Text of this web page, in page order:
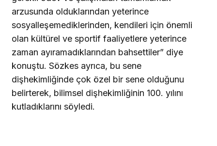
arzusunda olduklarından yeterince
sosyalleşemediklerinden, kendileri için önemli
olan kültürel ve sportif faaliyetlere yeterince
zaman ayıramadıklarından bahsettiler” diye
konuştu. Sözkes ayrıca, bu sene
dişhekimliğinde çok özel bir sene olduğunu
belirterek, bilimsel dişhekimliğinin 100. yılını
kutladıklarını söyledi.